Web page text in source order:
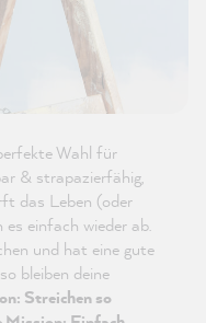
Wahl für
& strapazierfähig,
das Leben (oder
einfach wieder ab.
und hat eine gute
bleiben deine
Streichen so